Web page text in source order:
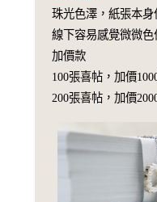
珠光色澤，紙張本
線下容易感覺微微色
加價款
100張喜帖，加價
200張喜帖，加價